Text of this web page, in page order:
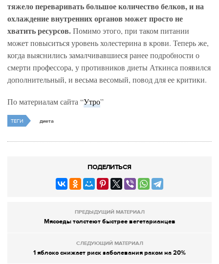
тяжело переваривать большое количество белков, и на
охлаждение внутренних органов может просто не
хватить ресурсов.Помимо этого, при таком питании
может повыситься уровень холестерина в крови. Теперь же,
когда выяснились замалчивавшиеся ранее подробности о
смерти профессора, у противников диеты Аткинса появился
дополнительный, и весьма весомый, повод для ее критики.
По материалам сайта “Утро”
ТЕГИ диета
ПОДЕЛИТЬСЯ
ПРЕДЫДУЩИЙ МАТЕРИАЛ
Мясоеды толстеют быстрее вегетарианцев
СЛЕДУЮЩИЙ МАТЕРИАЛ
1 яблоко снижает риск заболевания раком на 20%